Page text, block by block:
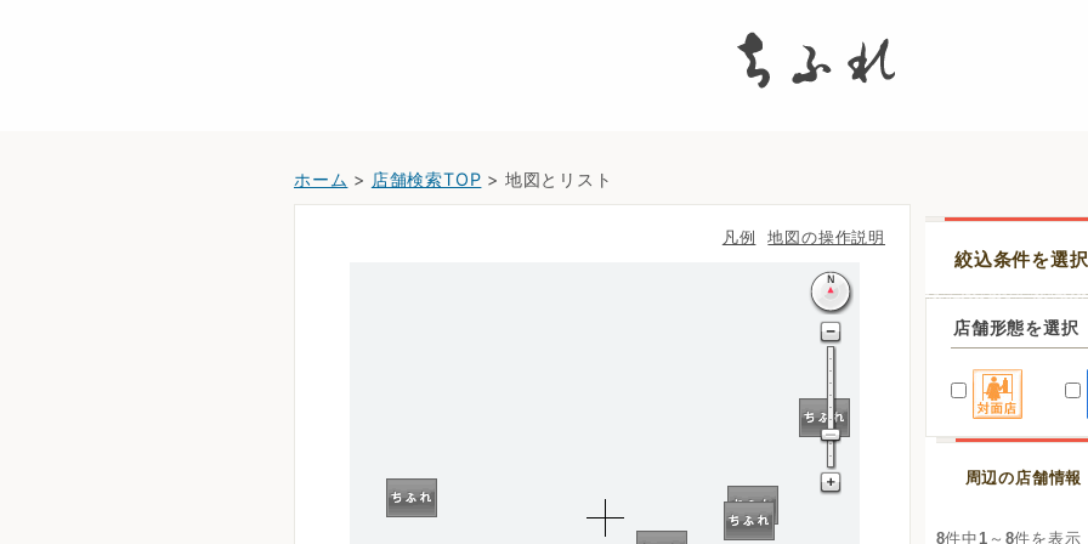
ホーム > 店舗検索TOP > 地図とリスト
凡例 地図の操作説明
絞込条件を選
店舗形態を選択
周辺の店舗情報
8件中 1 ～ 8件を表示